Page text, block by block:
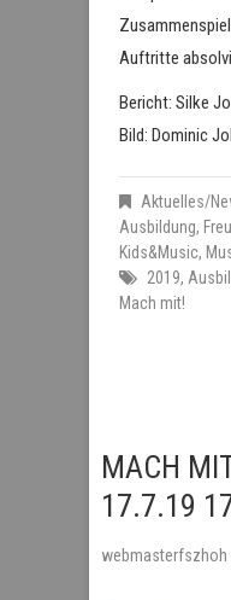
Auftritte
Bericht: Silke
Bild: Dominic
Aktuelles/
Ausbildung,
Kids&Music,
2019,
Mach mit!
MACH
17.7.19
webmasterfszhoh